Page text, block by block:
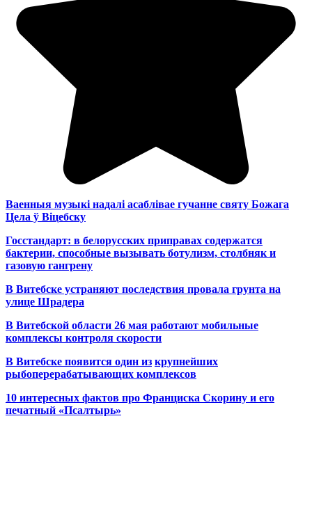
Ваенныя музыкі надалі асаблівае гучанне святу Божага
Цела ў Віцебску
Госстандарт: в белорусских приправах содержатся
бактерии, способные вызывать ботулизм, столбняк и
газовую гангрену
В Витебске устраняют последствия провала грунта на
улице Шрадера
В Витебской области 26 мая работают мобильные
комплексы контроля скорости
В Витебске появится один из крупнейших
рыбоперерабатывающих комплексов
10 интересных фактов про Франциска Скорину и его
печатный «Псалтырь»